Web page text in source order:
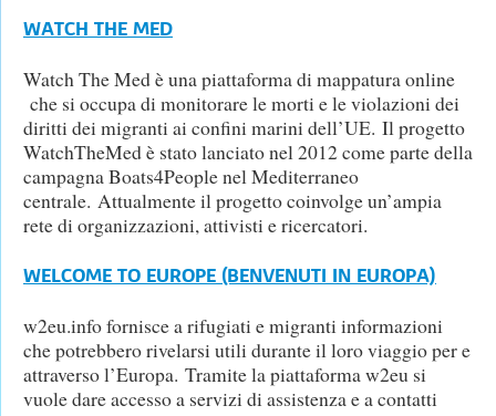
WATCH THE MED
Watch The Med è una piattaforma di mappatura online
che si occupa di monitorare le morti e le violazioni dei
diritti dei migranti ai confini marini dell’UE. Il progetto
WatchTheMed è stato lanciato nel 2012 come parte della
campagna Boats4People nel Mediterraneo
centrale. Attualmente il progetto coinvolge un’ampia
rete di organizzazioni, attivisti e ricercatori.
WELCOME TO EUROPE (BENVENUTI IN EUROPA)
w2eu.info fornisce a rifugiati e migranti informazioni
che potrebbero rivelarsi utili durante il loro viaggio per e
attraverso l’Europa. Tramite la piattaforma w2eu si
vuole dare accesso a servizi di assistenza e a contatti